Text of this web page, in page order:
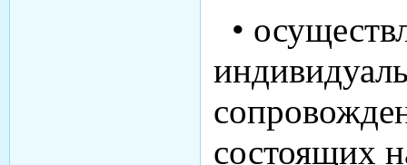
•
состоящих